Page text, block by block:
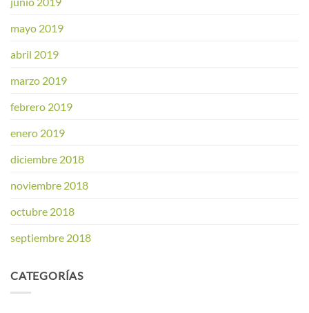
mayo 2019
abril 2019
marzo 2019
febrero 2019
enero 2019
diciembre 2018
noviembre 2018
octubre 2018
septiembre 2018
CATEGORÍAS